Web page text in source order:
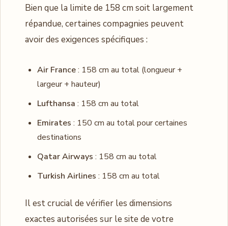
Bien que la limite de 158 cm soit largement
répandue, certaines compagnies peuvent
avoir des exigences spécifiques :
Air France: 158 cm au total (longueur +
largeur + hauteur)
Lufthansa : 158 cm au total
Emirates : 150 cm au total pour certaines
destinations
Qatar Airways : 158 cm au total
Turkish Airlines : 158 cm au total
Il est crucial de vérifier les dimensions
exactes autorisées sur le site de votre